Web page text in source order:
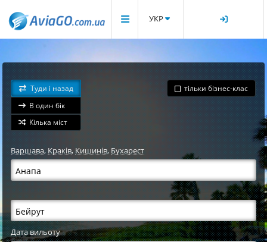
УКР
Туди і назад
В один бік
Кілька міст
тільки бізнес-клас
Варшава, Краків,Кишинів,Бухарест
Дата вильоту